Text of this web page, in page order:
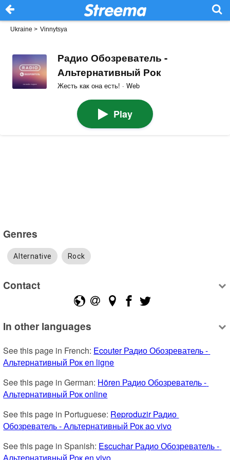
Ukraine > Vinnytsya
Радио Обозреватель -
Альтернативный Рок
Жесть как она есть! · Web
Play
Genres
Alternative Rock
Contact
In other languages
See this page in French: Ecouter Радио Обозреватель -
Альтернативный Рок en ligne
See this page in German: Hören Радио Обозреватель -
Альтернативный Рок online
See this page in Portuguese: Reproduzir Радио
Обозреватель - Альтернативный Рок ao vivo
See this page in Spanish: Escuchar Радио Обозреватель -
Альтернативный Рок en vivo